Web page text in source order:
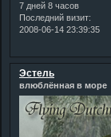
7 дней 8 часов
Последний визит:
2008-06-14 23:39:35
Эстель
влюблённая в море